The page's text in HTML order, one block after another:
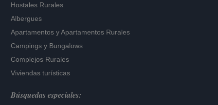
Hostales Rurales
Albergues
Apartamentos yApartamentos Rurales
Campings y Bungalows
Complejos Rurales
Viviendas turísticas
Búsquedas especiales: